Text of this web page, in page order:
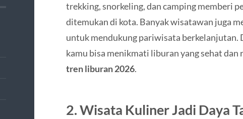
trekking, snorkeling, dan camping memberi
ditemukan di kota. Banyak wisatawan juga
untuk mendukung pariwisata berkelanjutan.
kamu bisa menikmati liburan yang sehat
tren liburan 2026.
2. Wisata Kuliner Jadi Daya